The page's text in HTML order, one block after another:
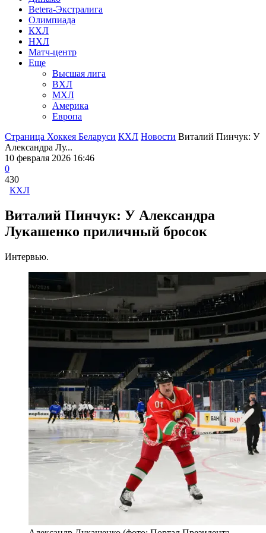
Betera-Экстралига
Олимпиада
КХЛ
НХЛ
Матч-центр
Еще
Высшая лига
ВХЛ
МХЛ
Америка
Европа
Страница Хоккея Беларуси КХЛ Новости Виталий Пинчук: У
Александра Лу...
10 февраля 2026 16:46
0
430
КХЛ
Виталий Пинчук: У Александра
Лукашенко приличный бросок
Интервью.